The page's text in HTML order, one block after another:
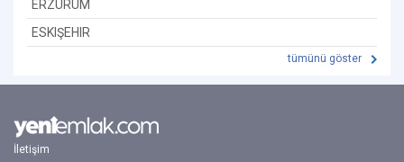
ERZURUM
ESKIŞEHIR
tümünü göster
İletişim